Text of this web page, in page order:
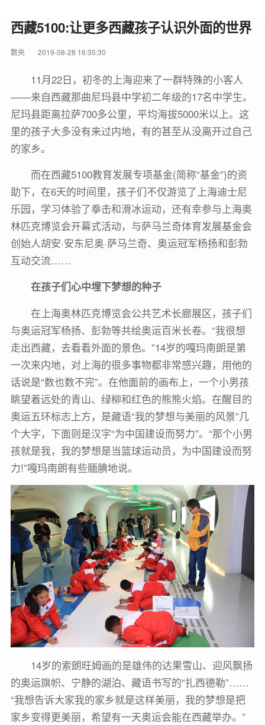
西藏5100:让更多西藏孩子认识外面的世界
数央 2019-08-28 16:35:30
11月22日，初冬的上海迎来了一群特殊的小客人
——来自西藏那曲尼玛县中学初二年级的17名中学生。
尼玛县距离拉萨700多公里，平均海拔5000米以上。这
里的孩子大多没有来过内地，有的甚至从没离开过自己
的家乡。
而在西藏5100教育发展专项基金(简称“基金”)的资
助下，在6天的时间里，孩子们不仅游览了上海迪士尼
乐园，学习体验了拳击和滑冰运动，还有幸参与上海奥
林匹克博览会开幕式活动，与萨马兰奇体育发展基金会
创始人胡安·安东尼奥·萨马兰奇、奥运冠军杨扬和彭勃
互动交流……
在孩子们心中埋下梦想的种子
在上海奥林匹克博览会公共艺术长廊展区，孩子们
与奥运冠军杨扬、彭勃等共绘奥运百米长卷。“我很想
走出西藏，去看看外面的景色。”14岁的嘎玛南朗是第
一次来内地，对上海的很多事物都非常感兴趣，用他的
话说是“数也数不完”。在他面前的画布上，一个小男孩
眺望着远处的青山、绿柳和红色的熊熊火焰。在醒目的
奥运五环标志上方，是藏语“我的梦想与美丽的风景”几
个大字，下面则是汉字“为中国建设而努力”。“那个小男
孩就是我，我的梦想是当篮球运动员，为中国建设而努
力!”嘎玛南朗有些腼腆地说。
14岁的索朗旺姆画的是雄伟的达果雪山、迎风飘扬
的奥运旗帜、宁静的湖泊、藏语书写的“扎西德勒”……
“我想告诉大家我的家乡就是这样美丽，我的梦想是把
家乡变得更美丽，希望有一天奥运会能在西藏举办。”